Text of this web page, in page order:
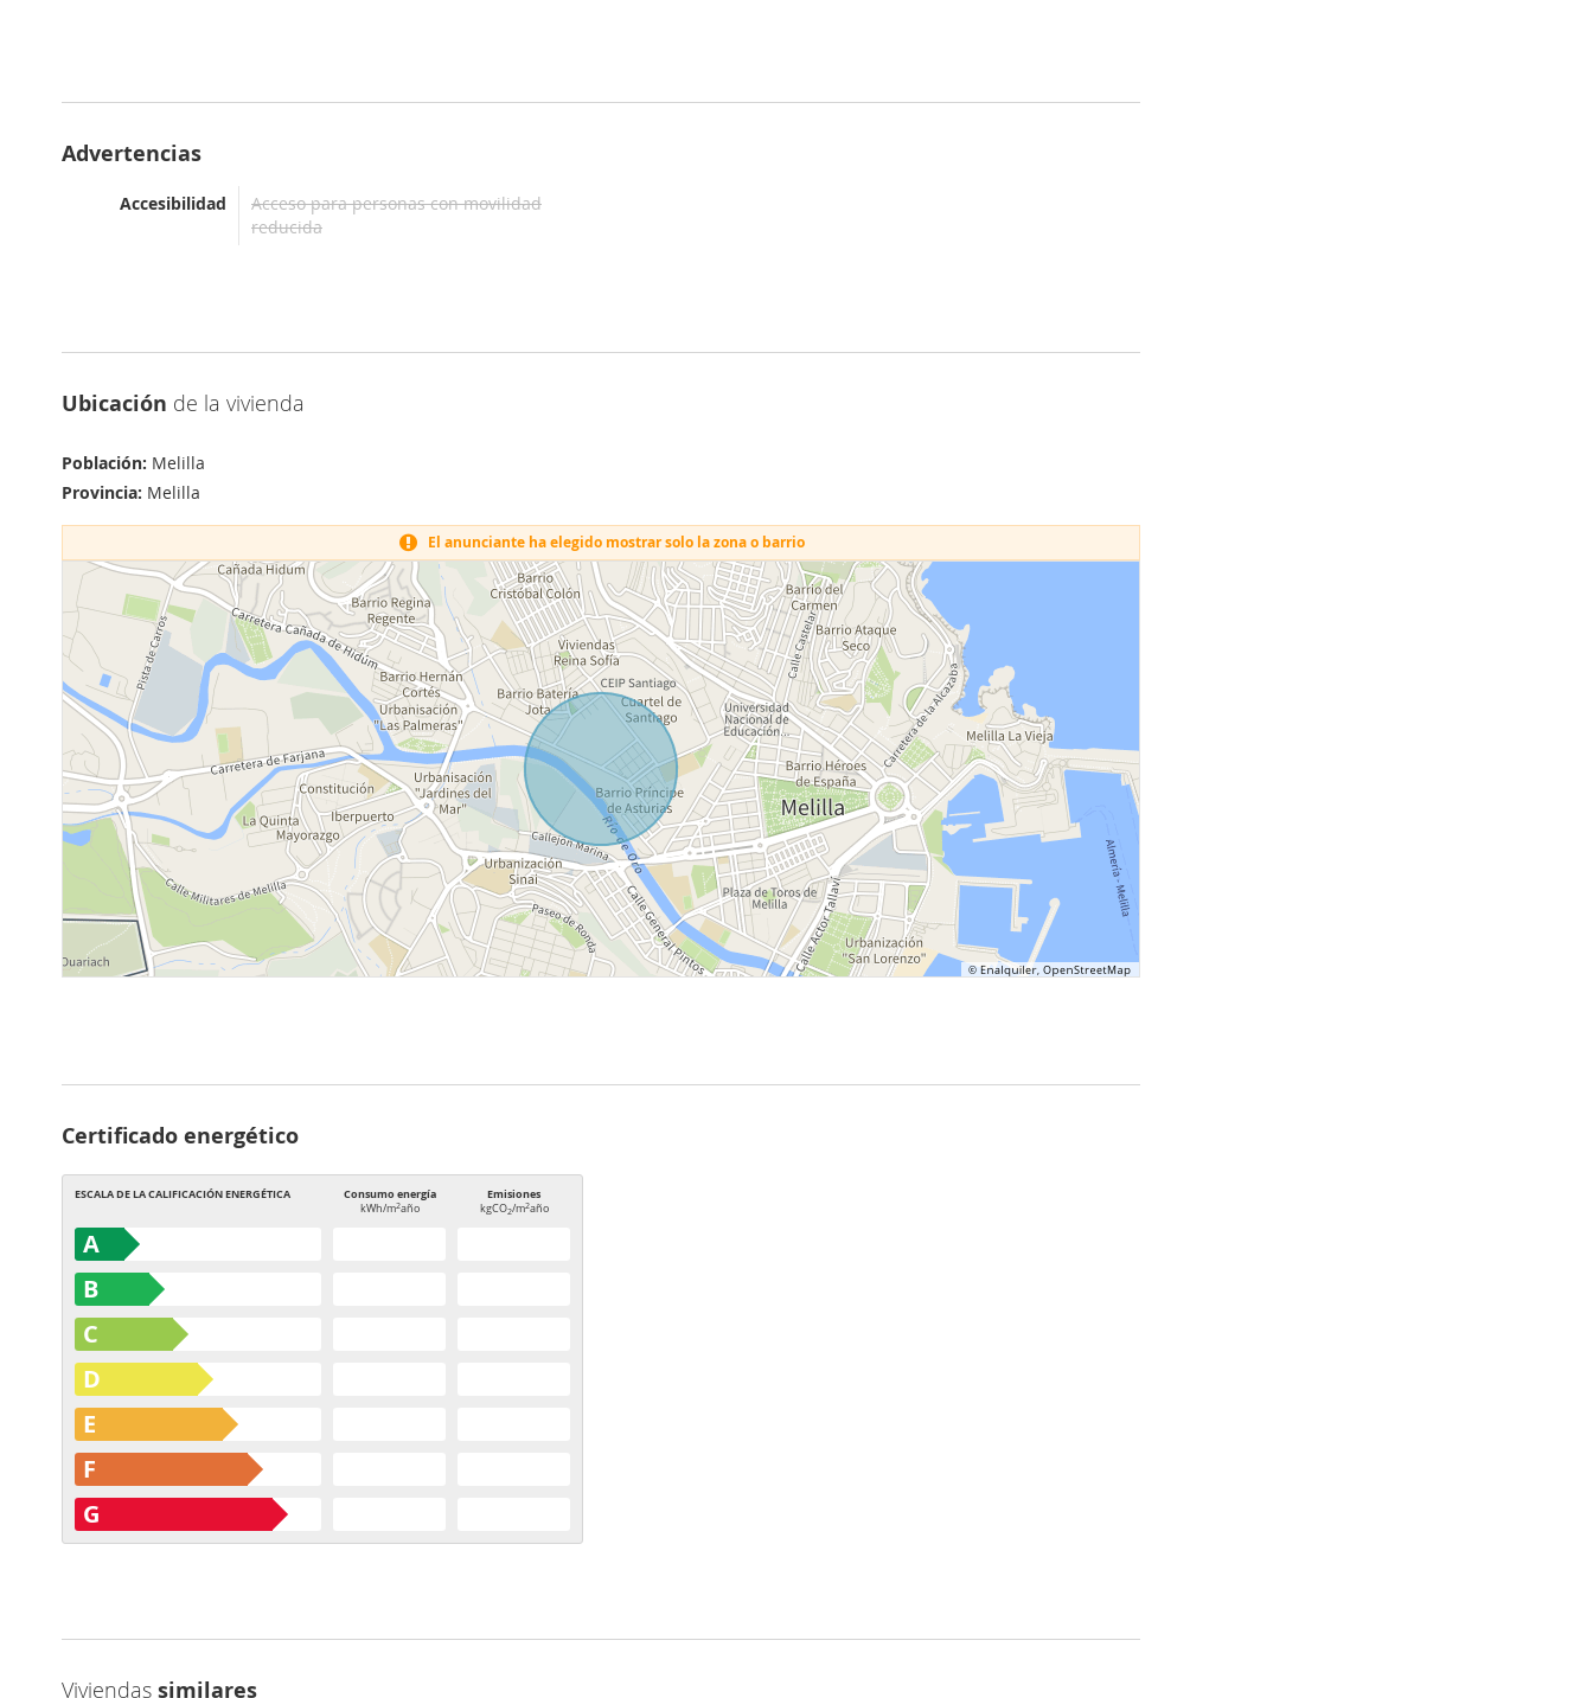
Advertencias
Accesibilidad
Acceso para personas con movilidad
reducida
Ubicación de la vivienda
Población: Melilla
Provincia: Melilla
El anunciante ha elegido mostrar solo la zona o barrio
Certificado energético
ESCALA DE LA CALIFICACIÓN ENERGÉTICA Consumo energía
kWh/m2año
Emisiones
kgCO2/m2año
A
B
C
D
E
F
G
Viviendas similares